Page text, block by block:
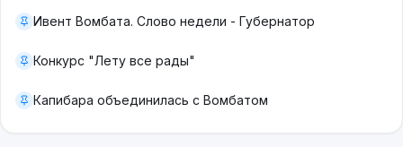
Ивент Вомбата. Слово недели - Губернатор
Конкурс "Лету все рады"
Капибара объединилась с Вомбатом